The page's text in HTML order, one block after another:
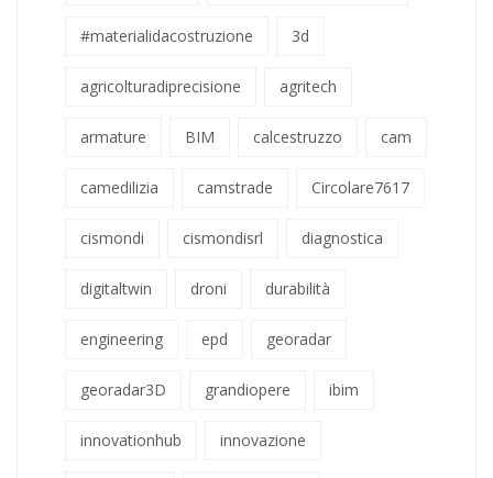
#materialidacostruzione 3d
agricolturadiprecisione agritech
armature BIM calcestruzzo cam
camedilizia camstrade Circolare7617
cismondi cismondisrl diagnostica
digitaltwin droni durabilità
engineering epd georadar
georadar3D grandiopere ibim
innovationhub innovazione